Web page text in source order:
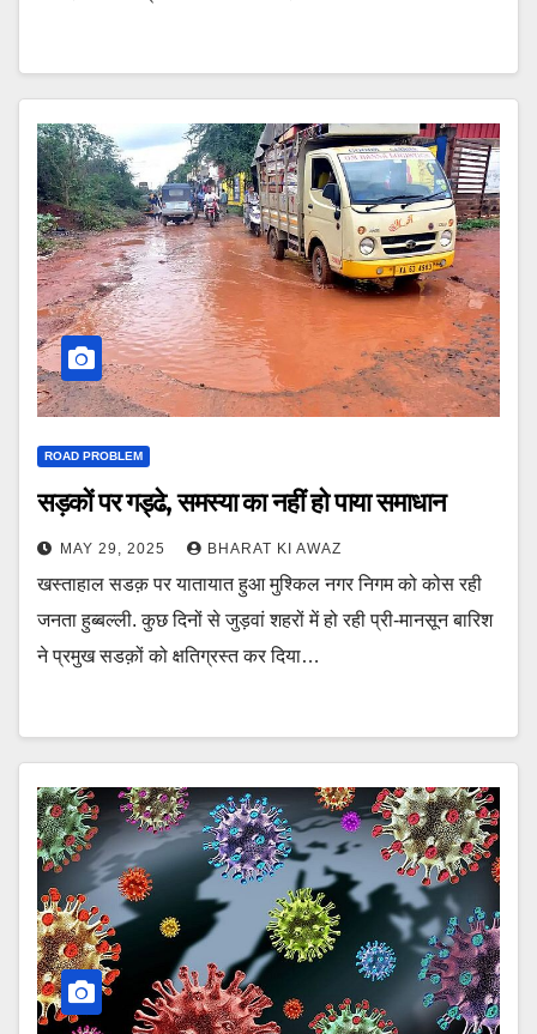
ROAD PROBLEM
सड़कों पर गड्ढे, समस्या का नहीं हो पाया समाधान
MAY 29, 2025 BHARAT KI AWAZ
खस्ताहाल सडक़ पर यातायात हुआ मुश्किल नगर निगम को कोस रही
जनता हुब्बल्ली. कुछ दिनों से जुड़वां शहरों में हो रही प्री-मानसून बारिश
ने प्रमुख सडक़ों को क्षतिग्रस्त कर दिया…